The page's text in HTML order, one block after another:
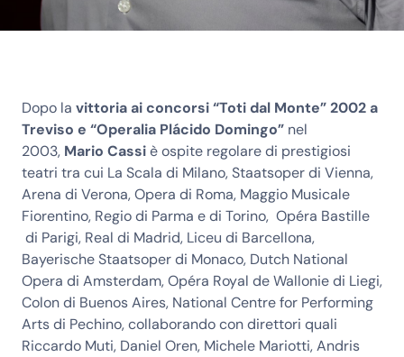
Dopo la vittoria ai concorsi “Toti dal Monte” 2002 a
Treviso e “Operalia Plácido Domingo” nel
2003, Mario Cassiè ospite regolare di prestigiosi
teatri tra cui La Scala di Milano, Staatsoper di Vienna,
Arena di Verona, Opera di Roma, Maggio Musicale
Fiorentino, Regio di Parma e di Torino, Opéra Bastille
di Parigi, Real di Madrid, Liceu di Barcellona,
Bayerische Staatsoper di Monaco, Dutch National
Opera di Amsterdam, Opéra Royal de Wallonie di Liegi,
Colon di Buenos Aires, National Centre for Performing
Arts di Pechino, collaborando con direttori quali
Riccardo Muti, Daniel Oren, Michele Mariotti, Andris